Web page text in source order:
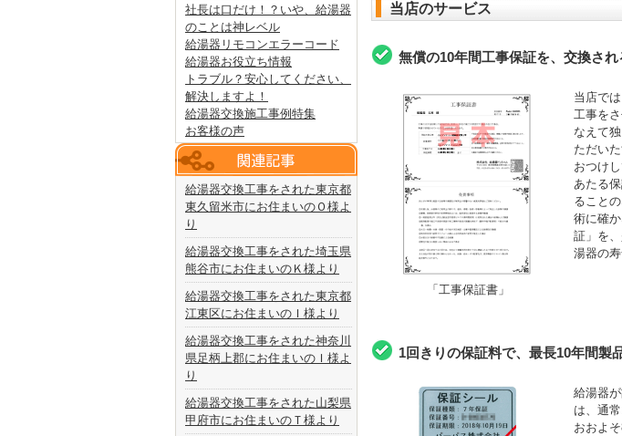
社長は口だけ！？いや、給湯器
のことは神レベル
給湯器リモコンエラーコード
給湯器お役立ち情報
トラブル？安心してください、
解決しますよ！
給湯器交換施工事例特集
お客様の声
給湯器交換工事をされた東京都
東久留米市にお住まいのＯ様よ
り
給湯器交換工事をされた埼玉県
熊谷市にお住まいのＫ様より
給湯器交換工事をされた東京都
江東区にお住まいのＩ様より
給湯器交換工事をされた神奈川
県足柄上郡にお住まいのＩ様よ
り
給湯器交換工事をされた山梨県
甲府市にお住まいのＴ様より
当店のサービス
無償の10年間工事保証を、交換され
「工事保証書」
当店で
工事を
なえて
ただい
おつけ
あたる
ること
術に確
証」を
湯器の
1回きりの保証料で、最長10年間製
給湯器
は、通
おおよ